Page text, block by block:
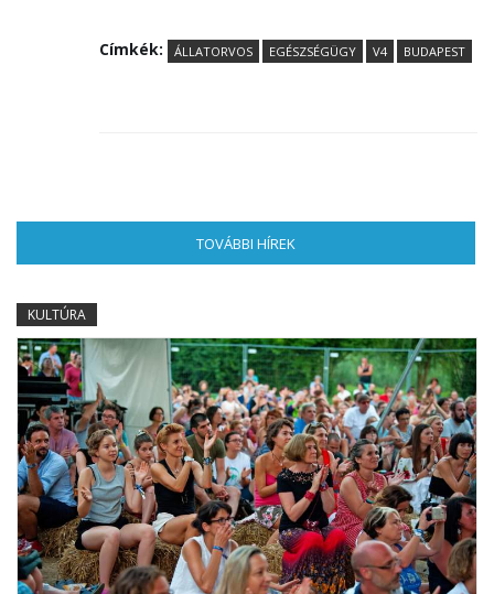
Címkék: ÁLLATORVOS EGÉSZSÉGÜGY V4 BUDAPEST
TOVÁBBI HÍREK
KULTÚRA